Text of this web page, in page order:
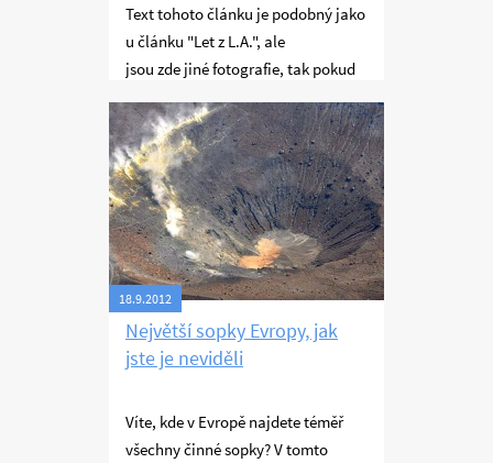
Text tohoto článku je podobný jako
u článku "Let z L.A.", ale
jsou zde jiné fotografie, tak pokud
Létání
18.9.2012
Největší sopky Evropy, jak
jste je neviděli
Víte, kde v Evropě najdete téměř
všechny činné sopky? V tomto